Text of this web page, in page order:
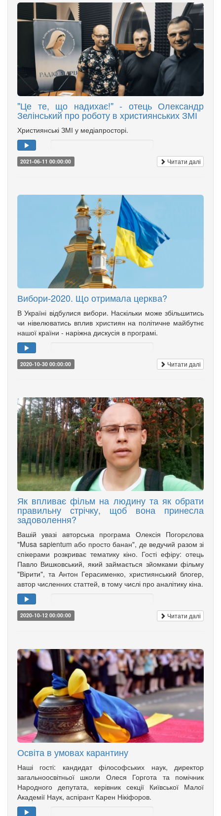
"Це те, що надихає!" - отець Олександр
Зелінський про роботу в християнських ЗМІ
Християнські ЗМІ у медіапросторі.
2021-06-11 00:00:00 Читати далі
Вибори-2020. Що отримала церква?
В Україні відбулися вибори. Наскільки може збільшитись
чи нівелюватись вплив християн на політичне майбутнє
нашої країни - наріжна дискусія в програмі.
2020-10-30 00:00:00 Читати далі
Як впливає фільм на людину та як обрати
правильну стрічку, щоб вона принесла
задоволення?
Вашій увазі авторська програма Олексія Погорєлова
"Musa sapientum або просто банан", де ведучий разом зі
спікерами розкриває тематику кіно. Гості ефіру: отець
Павло Вишковський, який займається зйомками фільму
"Вірити", та Антон Герасименко, християнський блогер,
автор численних статтей, в тому числі про аналітику кіна.
2020-10-12 00:00:00 Читати далі
Освіта в умовах карантину
Наші гості: кандидат філософських наук, директор
загальноосвітньої школи Олеся Горгота та помічник
Народного депутата, керівник секції Київської Малої
Академії Наук, аспірант Карен Нікіфоров.